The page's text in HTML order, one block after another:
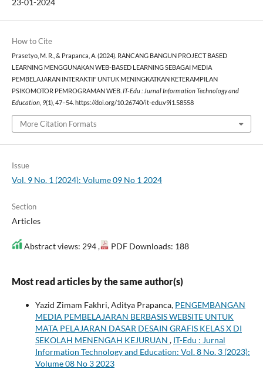
23-01-2024
How to Cite
Prasetyo, M. R., & Prapanca, A. (2024). RANCANG BANGUN PROJECT BASED
LEARNING MENGGUNAKAN WEB-BASED LEARNING SEBAGAI MEDIA
PEMBELAJARAN INTERAKTIF UNTUK MENINGKATKAN KETERAMPILAN
PSIKOMOTOR PEMROGRAMAN WEB. IT-Edu : Jurnal Information Technology and
Education, 9(1), 47–54. https://doi.org/10.26740/it-edu.v9i1.58558
More Citation Formats
Issue
Vol. 9 No. 1 (2024): Volume 09 No 1 2024
Section
Articles
Abstract views: 294 , PDF Downloads: 188
Most read articles by the same author(s)
Yazid Zimam Fakhri, Aditya Prapanca, PENGEMBANGAN
MEDIA PEMBELAJARAN BERBASIS WEBSITE UNTUK
MATA PELAJARAN DASAR DESAIN GRAFIS KELAS X DI
SEKOLAH MENENGAH KEJURUAN , IT-Edu : Jurnal
Information Technology and Education: Vol. 8 No. 3 (2023):
Volume 08 No 3 2023